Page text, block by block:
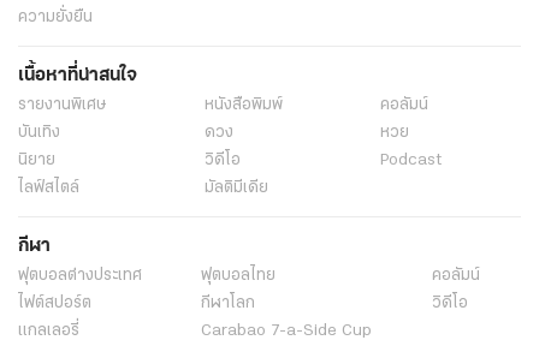
ความยั่งยืน
เนื้อหาที่น่าสนใจ
รายงานพิเศษ หนังสือพิมพ์
คอลัมน์
บันเทิง
ดวง
หวย
นิยาย
วิดีโอ
Podcast
ไลฟ์สไตล์
มัลติมีเดีย
กีฬา
ฟุตบอลต่่างประเทศ ฟุตบอลไทย
คอลัมน์
ไฟต์สปอร์ต
กีฬาโลก
วิดีโอ
แกลเลอรี่
Carabao 7-a-Side Cup